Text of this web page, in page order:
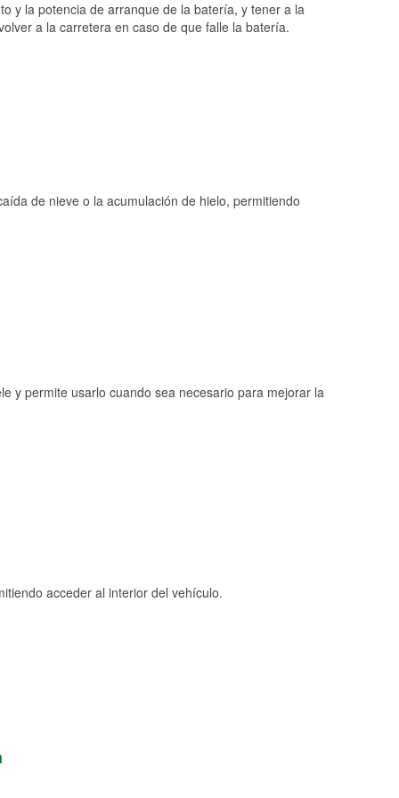
y la potencia de arranque de la batería, y tener a la
a la carretera en caso de que falle la batería.
de nieve o la acumulación de hielo, permitiendo
y permite usarlo cuando sea necesario para mejorar la
acceder al interior del vehículo.